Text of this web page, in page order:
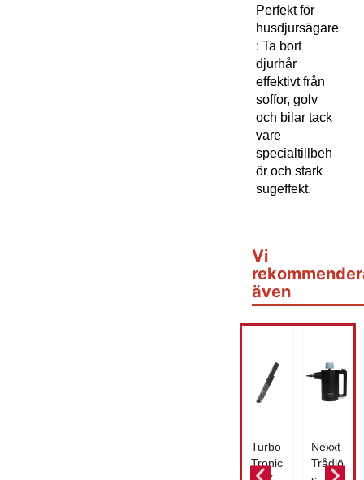
Perfekt för
husdjursägare
: Ta bort
djurhår
effektivt från
soffor, golv
och bilar tack
vare
specialtillbeh
ör och stark
sugeffekt.
Vi
även
Turbo
Tronic
Nexxt
Trådlö